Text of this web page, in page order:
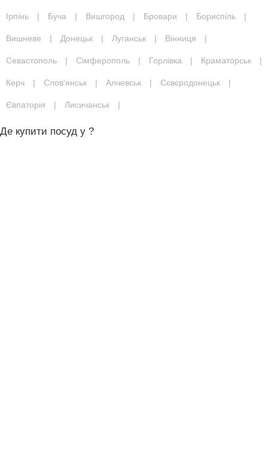
Ірпінь | Буча | Вишгород | Бровари | Бориспіль |
Вишневе | Донецьк | Луганськ | Вінниця |
Севастополь | Сімферополь | Горлівка | Краматорськ |
Керч | Слов'янськ | Алчевськ | Сєвєродонецьк |
Євпаторія | Лисичанськ |
Де купити посуд у ?